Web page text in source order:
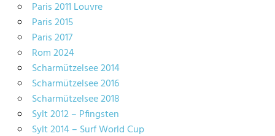
Paris 2011 Louvre
Paris 2015
Paris 2017
Rom 2024
Scharmützelsee 2014
Scharmützelsee 2016
Scharmützelsee 2018
Sylt 2012 – Pfingsten
Sylt 2014 – Surf World Cup